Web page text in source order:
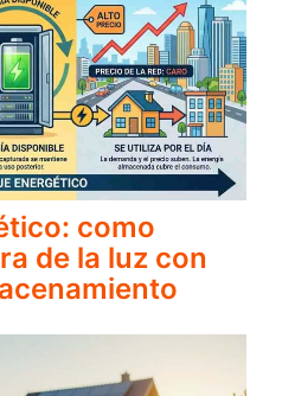
como
de la luz con